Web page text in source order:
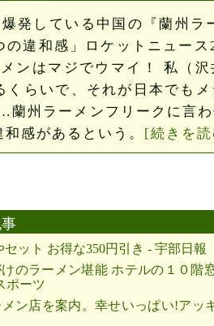
発している中国の『蘭州ラ
違和感」ロケットニュース
ンはマジでウマイ！ 私（沢
くらいで、それが日本でも
州ラーメンフリークに言わ
感があるという。 [続きを
ット お得な350円引き - 宇部日報
のラーメン堪能 ホテルの１０階
ポーツ
ン店を案内。幸せいっぱい!アッ